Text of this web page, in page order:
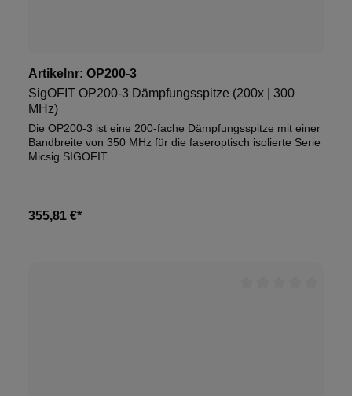
Artikelnr: OP200-3
SigOFIT OP200-3 Dämpfungsspitze (200x | 300
MHz)
Die OP200-3 ist eine 200-fache Dämpfungsspitze mit einer
Bandbreite von 350 MHz für die faseroptisch isolierte Serie
Micsig SIGOFIT.
355,81 €*